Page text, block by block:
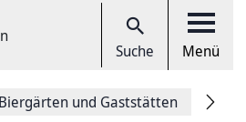
Suche Menü
und Gaststätten